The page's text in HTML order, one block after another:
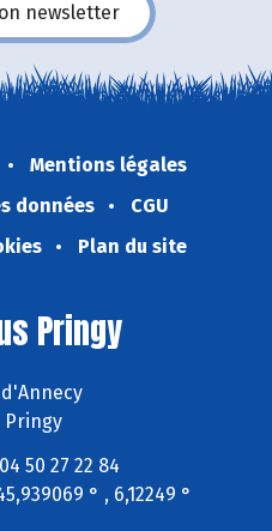
newsletter
Mentions légales
données
CGU
Plan du site
Pringy
Pringy
04 50 27 22 84
° , 6,12249 °